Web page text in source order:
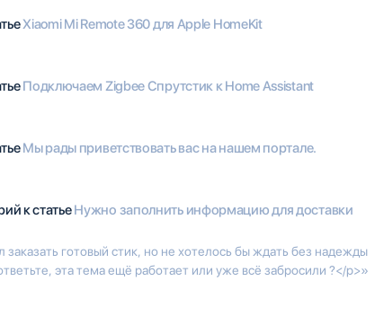
Xiaomi Mi Remote 360 для Apple HomeKit
Подключаем Zigbee Спрутстик к Home Assistant
Мы рады приветствовать вас на нашем портале.
к статьеНужно заполнить информацию для доставки
готовый стик, но не хотелось бы ждать без надежды
эта тема ещё работает или уже всё забросили ?</p>»